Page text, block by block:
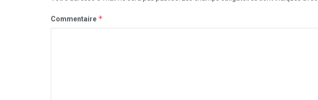
Commentaire *